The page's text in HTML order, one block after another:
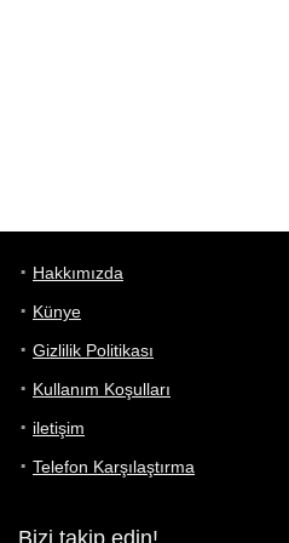
Hakkımızda
Künye
Gizlilik Politikası
Kullanım Koşulları
iletişim
Telefon Karşılaştırma